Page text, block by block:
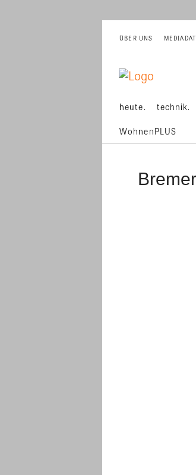
ÜBER UNS
heute. technik.
WohnenPLUS